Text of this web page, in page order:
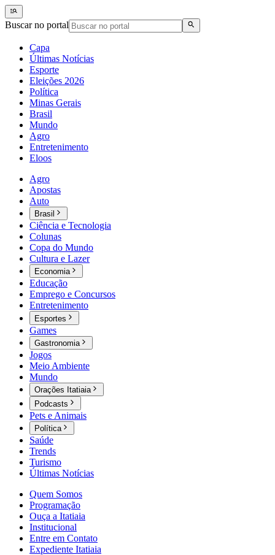
Buscar no portal
Capa
Últimas Notícias
Esporte
Eleições 2026
Política
Minas Gerais
Brasil
Mundo
Agro
Entretenimento
Eloos
Agro
Apostas
Auto
Brasil
Ciência e Tecnologia
Colunas
Copa do Mundo
Cultura e Lazer
Economia
Educação
Emprego e Concursos
Entretenimento
Esportes
Games
Gastronomia
Jogos
Meio Ambiente
Mundo
Orações Itatiaia
Podcasts
Pets e Animais
Política
Saúde
Trends
Turismo
Últimas Notícias
Quem Somos
Programação
Ouça a Itatiaia
Institucional
Entre em Contato
Expediente Itatiaia